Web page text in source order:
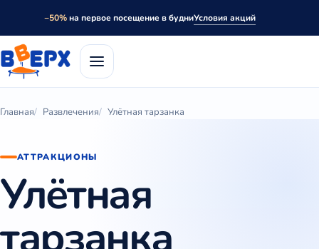
−50%на первое посещение в будниУсловия акций
Главная Развлечения Улётная тарзанка
АТТРАКЦИОНЫ
Улётная